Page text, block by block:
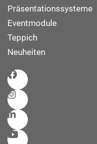
Präsentationssysteme
Eventmodule
Teppich
Neuheiten